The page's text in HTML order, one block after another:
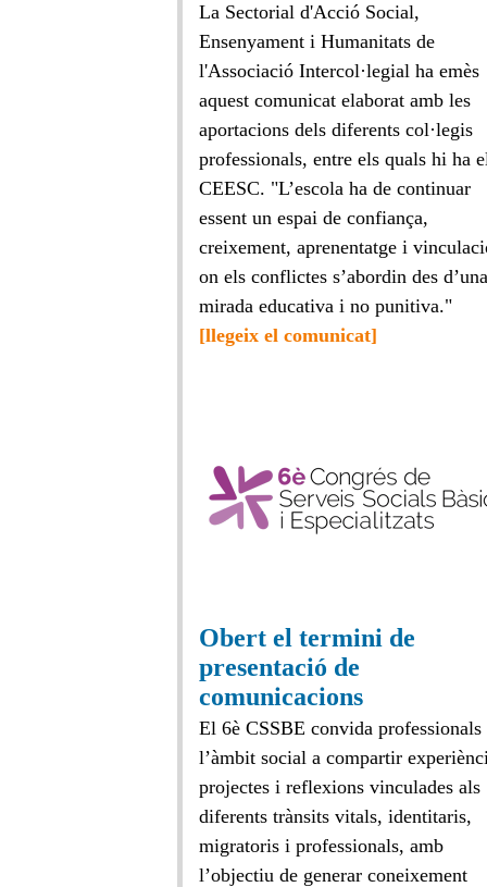
La Sectorial d'Acció Social,
Ensenyament i Humanitats de
l'Associació Intercol·legial ha emès
aquest comunicat elaborat amb les
aportacions dels diferents col·legis
professionals, entre els quals hi ha
CEESC. "L’escola ha de continuar
essent un espai de confiança,
creixement, aprenentatge i
on els conflictes s’abordin des d’una
mirada educativa i no punitiva."
[llegeix el comunicat]
Obert el termini de
presentació de
comunicacions
El 6è CSSBE convida professionals
l’àmbit social a compartir
projectes i reflexions vinculades als
diferents trànsits vitals, identitaris,
migratoris i professionals, amb
l’objectiu de generar coneixement